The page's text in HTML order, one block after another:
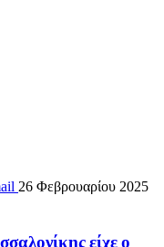
26 Φεβρουαρίου 2025
είχε ο